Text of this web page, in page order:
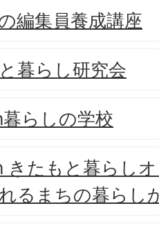
編集員養成講座
暮らし研究会
暮らしの学校
きたもと暮らし
るまちの暮らし